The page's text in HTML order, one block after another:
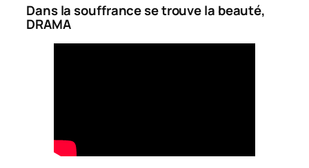
Dans la souffrance se trouve la beauté,
DRAMA